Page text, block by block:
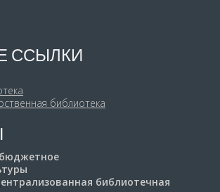
ССЫЛКИ
библиотека
библиотечная